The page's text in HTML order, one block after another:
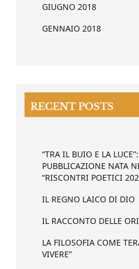
GIUGNO 2018
GENNAIO 2018
RECENT POSTS
“TRA IL BUIO E LA
PUBBLICAZIONE NATA
“RISCONTRI POETICI
IL REGNO LAICO DI DIO
IL RACCONTO DELLE
LA FILOSOFIA COME
VIVERE”